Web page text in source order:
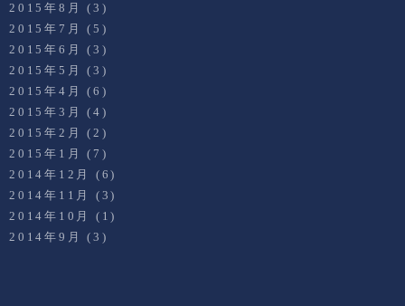
2015年8月
(3)
2015年7月
(5)
2015年6月
(3)
2015年5月
(3)
2015年4月
(6)
2015年3月
(4)
2015年2月
(2)
2015年1月
(7)
2014年12月
(6)
2014年11月
(3)
2014年10月
(1)
2014年9月
(3)